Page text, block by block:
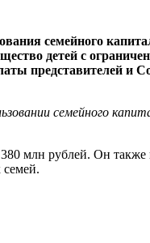
семейного
детей с
представителей и
семейного
млн рублей. Он